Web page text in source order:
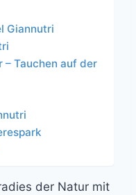
Giannutri
– Tauchen auf der
der Natur mit